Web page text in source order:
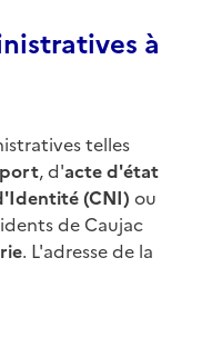
à
telles
, d'acte d'état
(CNI) ou
de Caujac
. L'adresse de la